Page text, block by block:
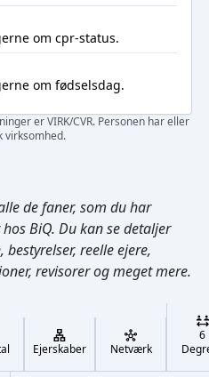
om cpr-status.
om fødselsdag.
er VIRK/CVR. Personen har eller
virksomhed.
de faner, som du har
BiQ. Du kan se detaljer
reelle ejere,
revisorer og meget mere.
Ejerskaber Netværk
6